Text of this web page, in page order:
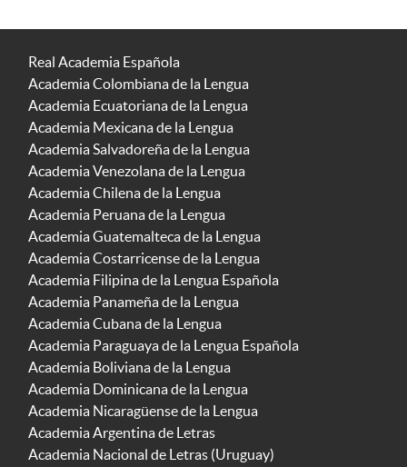
Real Academia Española
Academia Colombiana de la Lengua
Academia Ecuatoriana de la Lengua
Academia Mexicana de la Lengua
Academia Salvadoreña de la Lengua
Academia Venezolana de la Lengua
Academia Chilena de la Lengua
Academia Peruana de la Lengua
Academia Guatemalteca de la Lengua
Academia Costarricense de la Lengua
Academia Filipina de la Lengua Española
Academia Panameña de la Lengua
Academia Cubana de la Lengua
Academia Paraguaya de la Lengua Española
Academia Boliviana de la Lengua
Academia Dominicana de la Lengua
Academia Nicaragüense de la Lengua
Academia Argentina de Letras
Academia Nacional de Letras (Uruguay)